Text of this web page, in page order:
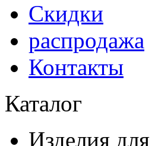
Скидки
распродажа
Контакты
Каталог
Изделия